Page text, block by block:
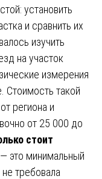
установить
и сравнить их
изучить
на участок
измерения
Стоимость такой
региона и
от 25 000 до
стоит
— это минимальный
требовала